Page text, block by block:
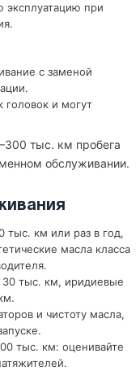
эксплуатацию при
с заменой
головок и могут
тыс. км пробега
обслуживании.
тыс. км или раз в год,
масла класса
тыс. км, иридиевые
и чистоту масла,
тыс. км: оценивайте